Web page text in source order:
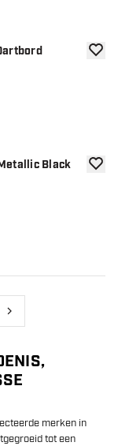
Black
Volgende
merken in
tot een